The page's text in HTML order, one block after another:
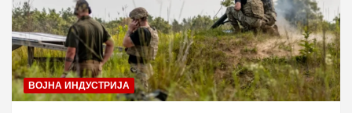
ВОЈНА ИНДУСТРИЈА